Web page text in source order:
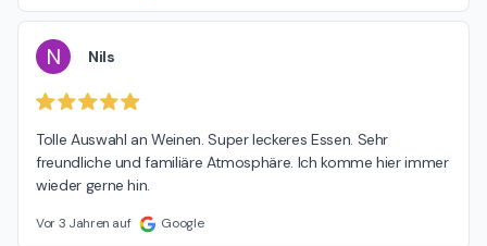
N Nils
Tolle Auswahl an Weinen. Super leckeres Essen. Sehr
freundliche und familiäre Atmosphäre. Ich komme hier immer
wieder gerne hin.
Vor 3 Jahren auf Google